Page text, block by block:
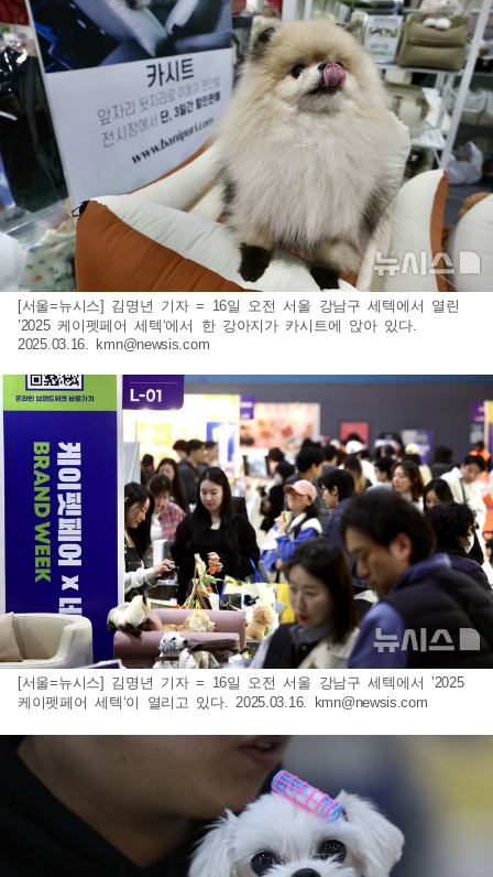
[서울=뉴시스] 김명년 기자 = 16일 오전 서울 강남구 세텍에서 열린
’2025 케이펫페어 세텍‘에서 한 강아지가 카시트에 앉아 있다.
2025.03.16. kmn@newsis.com
[서울=뉴시스] 김명년 기자 = 16일 오전 서울 강남구 세텍에서 ’2025
케이펫페어 세텍‘이 열리고 있다. 2025.03.16.
kmn@newsis.com